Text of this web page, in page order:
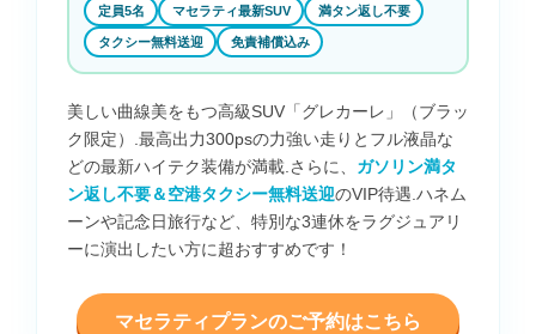
定員5名 マセラティ最新SUV 満タン返し不要
タクシー無料送迎 免責補償込み
美しい曲線美をもつ高級SUV「グレカーレ」（ブラッ
ク限定）.最高出力300psの力強い走りとフル液晶な
どの最新ハイテク装備が満載.さらに、 ガソリン満タ
ン返し不要＆空港タクシー無料送迎のVIP待遇.ハネム
ーンや記念日旅行など、特別な3連休をラグジュアリ
ーに演出したい方に超おすすめです！
マセラティプランのご予約はこちら